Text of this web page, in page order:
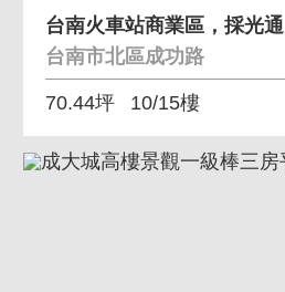
台南市北區成功路
70.44坪 10/15樓